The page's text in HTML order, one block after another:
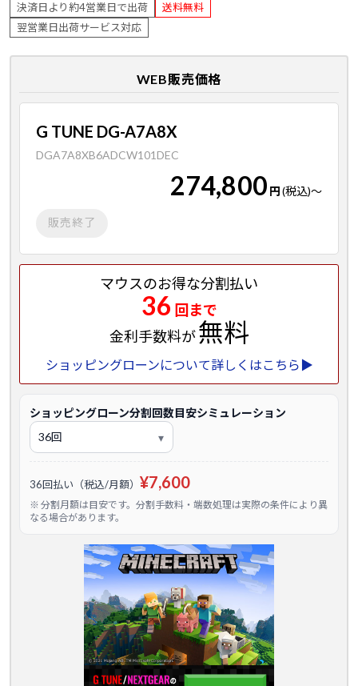
決済日より約4営業日で出荷
送料無料
翌営業日出荷サービス対応
WEB販売価格
G TUNE DG-A7A8X
DGA7A8XB6ADCW101DEC
274,800 円(税込)～
販売終了
マウスのお得な分割払い
36 回まで
金利手数料が無料
ショッピングローンについて詳しくはこちら▶
ショッピングローン分割回数目安シミュレーション
36回払い（税込/月額） ¥7,600
※ 分割月額は目安です。分割手数料・端数処理は実際の条件により異
なる場合があります。